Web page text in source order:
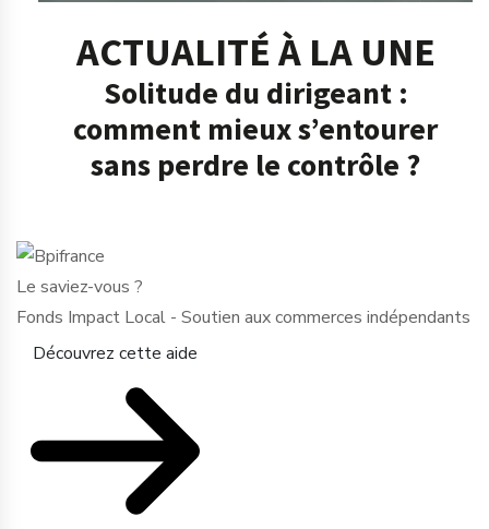
ACTUALITÉ À LA UNE
Solitude du dirigeant :
comment mieux s’entourer
sans perdre le contrôle ?
Le saviez-vous ?
Fonds Impact Local - Soutien aux commerces indépendants
Découvrez cette aide